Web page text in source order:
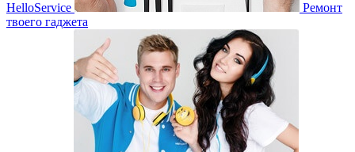
HelloService
Ремонт
твоего гаджета